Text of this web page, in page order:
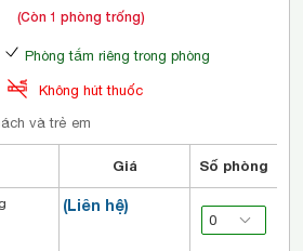
(Còn 1 phòng trống)
Phòng tắm riêng trong phòng
Không hút thuốc
và trẻ em
Giá Số phòng
(Liên hệ)